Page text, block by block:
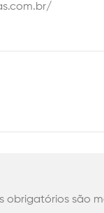
obrigatórios são